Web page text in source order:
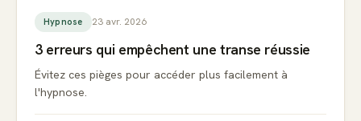
Hypnose 23 avr. 2026
3 erreurs qui empêchent une transe réussie
Évitez ces pièges pour accéder plus facilement à
l'hypnose.